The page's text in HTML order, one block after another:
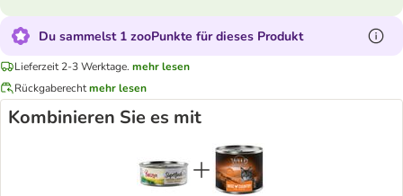
Du sammelst 1 zooPunkte für dieses Produkt
Lieferzeit 2-3 Werktage. mehr lesen
Rückgaberechtmehr lesen
Kombinieren Sie es mit